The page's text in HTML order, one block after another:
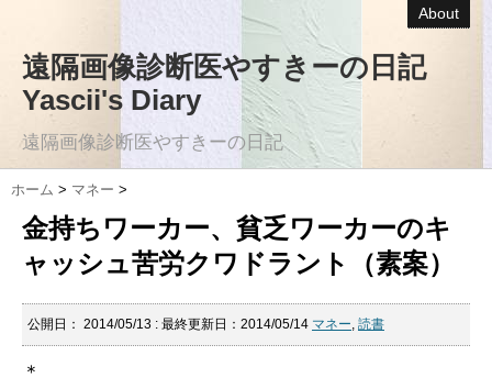
About
遠隔画像診断医やすきーの日記
Yascii's Diary
遠隔画像診断医やすきーの日記
ホーム > マネー >
金持ちワーカー、貧乏ワーカーのキ
ャッシュ苦労クワドラント（素案）
公開日： 2014/05/13 : 最終更新日：2014/05/14 マネー, 読書
＊